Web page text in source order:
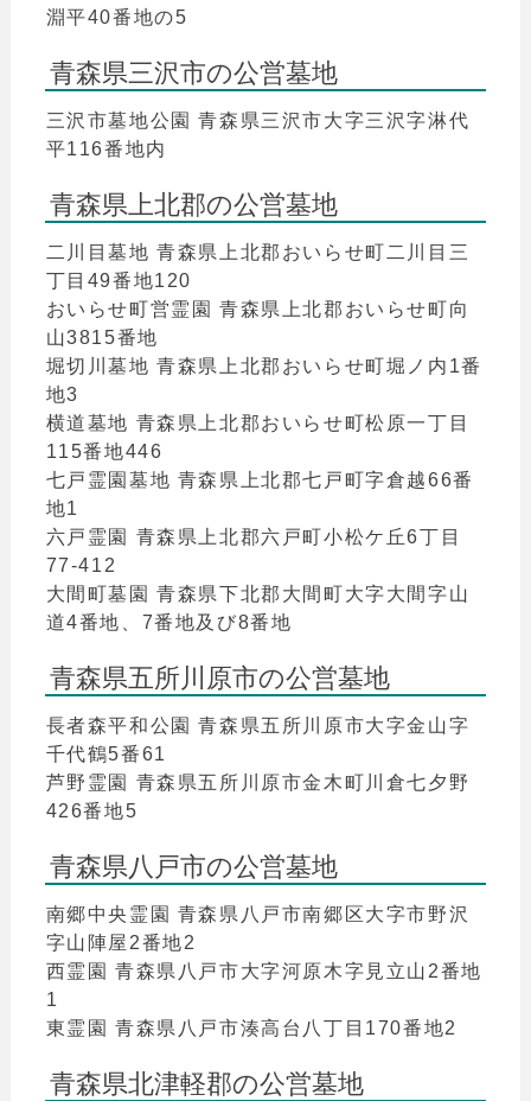
淵平40番地の5
青森県三沢市の公営墓地
三沢市墓地公園 青森県三沢市大字三沢字淋代
平116番地内
青森県上北郡の公営墓地
二川目墓地 青森県上北郡おいらせ町二川目三
丁目49番地120
おいらせ町営霊園 青森県上北郡おいらせ町向
山3815番地
堀切川墓地 青森県上北郡おいらせ町堀ノ内1番
地3
横道墓地 青森県上北郡おいらせ町松原一丁目
115番地446
七戸霊園墓地 青森県上北郡七戸町字倉越66番
地1
六戸霊園 青森県上北郡六戸町小松ケ丘6丁目
77-412
大間町墓園 青森県下北郡大間町大字大間字山
道4番地、7番地及び8番地
青森県五所川原市の公営墓地
長者森平和公園 青森県五所川原市大字金山字
千代鶴5番61
芦野霊園 青森県五所川原市金木町川倉七夕野
426番地5
青森県八戸市の公営墓地
南郷中央霊園 青森県八戸市南郷区大字市野沢
字山陣屋2番地2
西霊園 青森県八戸市大字河原木字見立山2番地
1
東霊園 青森県八戸市湊高台八丁目170番地2
青森県北津軽郡の公営墓地